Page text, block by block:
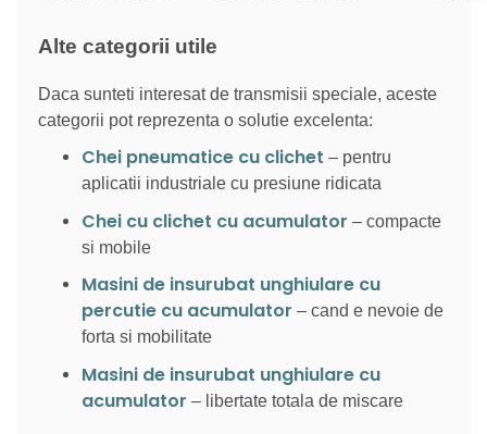
Alte categorii utile
Daca sunteti interesat de transmisii speciale, aceste
categorii pot reprezenta o solutie excelenta:
Chei pneumatice cu clichet – pentru
aplicatii industriale cu presiune ridicata
Chei cu clichet cu acumulator – compacte
si mobile
Masini de insurubat unghiulare cu
percutie cu acumulator – cand e nevoie de
forta si mobilitate
Masini de insurubat unghiulare cu
acumulator – libertate totala de miscare